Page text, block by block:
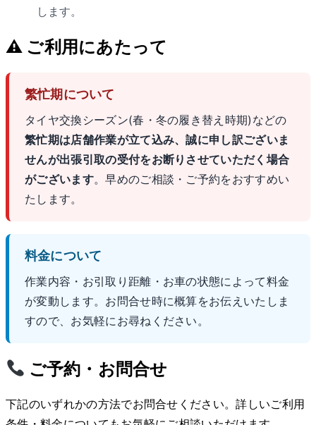
します。
⚠ ご利用にあたって
繁忙期について
タイヤ交換シーズン(春・冬の履き替え時期)などの
繁忙期は店舗作業が立て込み、誠に申し訳ございま
せんが出張引取の受付をお断りさせていただく場合
がございます。早めのご相談・ご予約をおすすめい
たします。
料金について
作業内容・お引取り距離・お車の状態によって料金
が変動します。お問合せ時に概算をお伝えいたしま
すので、お気軽にお尋ねください。
ご予約・お問合せ
下記のいずれかの方法でお問合せください。詳しいご利用